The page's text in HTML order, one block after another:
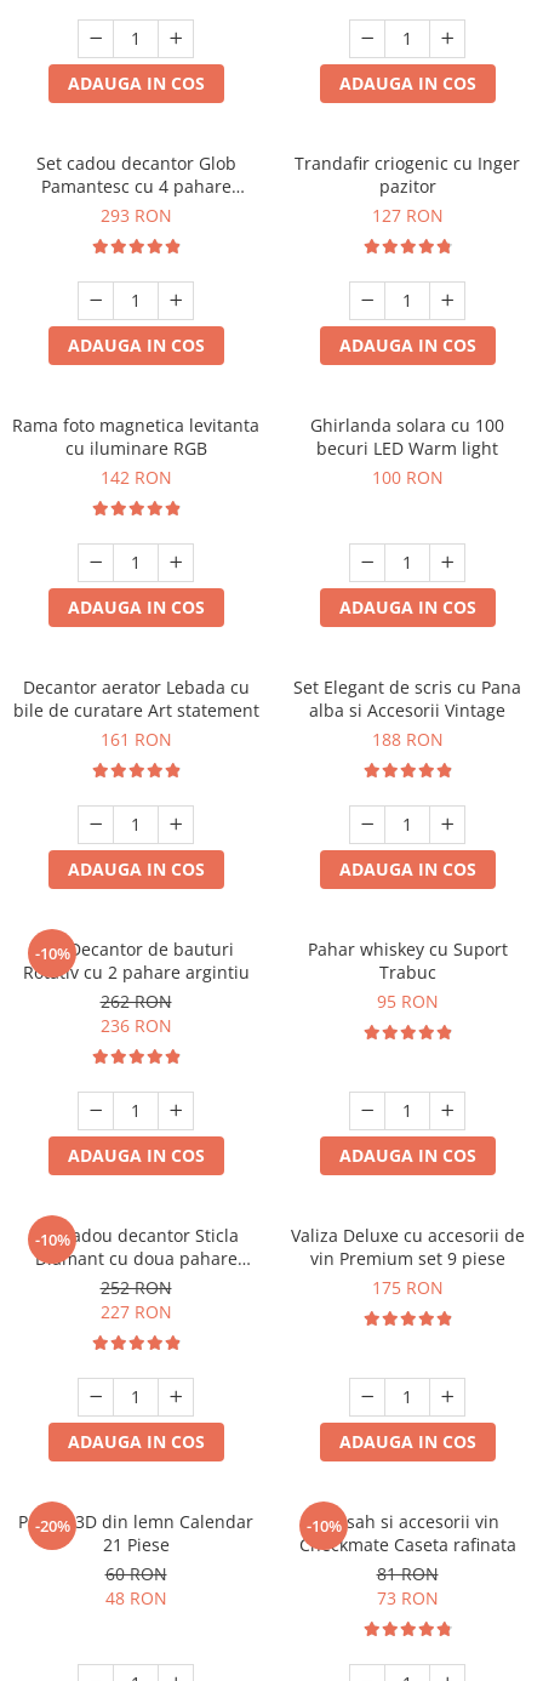
Cadouri Fete
Pentru Copilul din tine
Cadouri Haioase
Cadouri Majorat
Cadouri pentru Nasi
Cadouri pentru Bunici
Cadouri pentru Sefi
Cel ce are tot
Cani si Termosuri
Jocuri si Puzzle
Produse pentru Calatorie
Cadouri Sfantul Alexandru
Cadouri Sfanta Ana
Cadouri Sfanta Maria
Cadouri Sfintii Mihail si Gavriil
ADAUGA IN COS ADAUGA IN COS
Set cadou decantor Glob
Pamantesc cu 4 pahare
Deluxe
293 RON
ADAUGA IN COS
Trandafir criogenic cu Inger
pazitor
127 RON
ADAUGA IN COS
Rama foto magnetica levitanta
cu iluminare RGB
142 RON
ADAUGA IN COS
Ghirlanda solara cu 100
becuri LED Warm light
100 RON
ADAUGA IN COS
Decantor aerator Lebada cu
bile de curatare Art statement
161 RON
ADAUGA IN COS
Set Elegant de scris cu Pana
alba si Accesorii Vintage
188 RON
ADAUGA IN COS
-10%
Set Decantor de bauturi
Rotativ cu 2 pahare argintiu
262 RON
236 RON
ADAUGA IN COS
Pahar whiskey cu Suport
Trabuc
95 RON
ADAUGA IN COS
-10%
Set cadou decantor Sticla
Diamant cu doua pahare
Deluxe
252 RON
227 RON
ADAUGA IN COS
Valiza Deluxe cu accesorii de
vin Premium set 9 piese
175 RON
ADAUGA IN COS
-20%
Puzzle 3D din lemn Calendar
21 Piese
60 RON
48 RON
-10%
Set sah si accesorii vin
Checkmate Caseta rafinata
81 RON
73 RON